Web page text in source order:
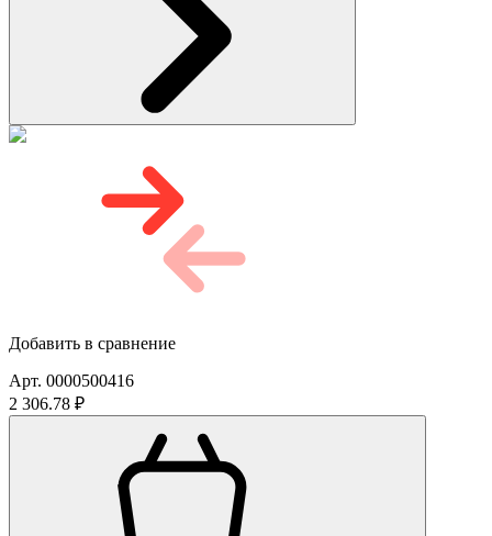
Добавить в сравнение
Арт. 0000500416
2 306.78 ₽